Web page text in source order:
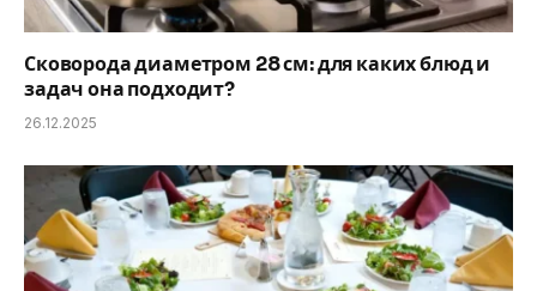
Сковорода диаметром 28 см: для каких блюд и
задач она подходит?
26.12.2025